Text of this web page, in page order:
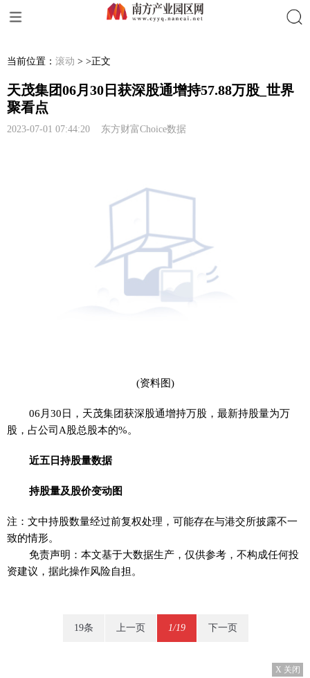
当前位置： 滚动 > >正文
天茂集团06月30日获深股通增持57.88万股_世界
聚看点
2023-07-01 07:44:20 东方财富Choice数据
(资料图)
06月30日，天茂集团获深股通增持万股，最新持股量为万
股，占公司A股总股本的%。
近五日持股量数据
持股量及股价变动图
注：文中持股数量经过前复权处理，可能存在与港交所披露不一
致的情形。
免责声明：本文基于大数据生产，仅供参考，不构成任何投
资建议，据此操作风险自担。
19条 上一页 1/19 下一页
X 关闭